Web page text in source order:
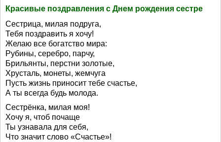
Красивые поздравления с Днем рождения сестре
Сестрица, милая подруга,
Тебя поздравить я хочу!
Желаю все богатство мира:
Рубины, серебро, парчу,
Брильянты, перстни золотые,
Хрусталь, монеты, жемчуга
Пусть жизнь приносит тебе счастье,
А ты всегда будь молода.
Сестрёнка, милая моя!
Хочу я, чтоб почаще
Ты узнавала для себя,
Что значит слово «Счастье»!